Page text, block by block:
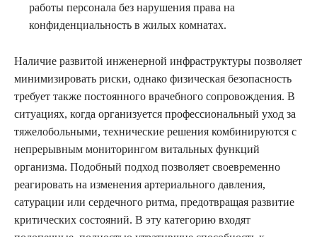
работы персонала без нарушения права на
конфиденциальность в жилых комнатах.
Наличие развитой инженерной инфраструктуры позволяет
минимизировать риски, однако физическая безопасность
требует также постоянного врачебного сопровождения. В
ситуациях, когда организуется профессиональный уход за
тяжелобольными, технические решения комбинируются с
непрерывным мониторингом витальных функций
организма. Подобный подход позволяет своевременно
реагировать на изменения артериального давления,
сатурации или сердечного ритма, предотвращая развитие
критических состояний. В эту категорию входят